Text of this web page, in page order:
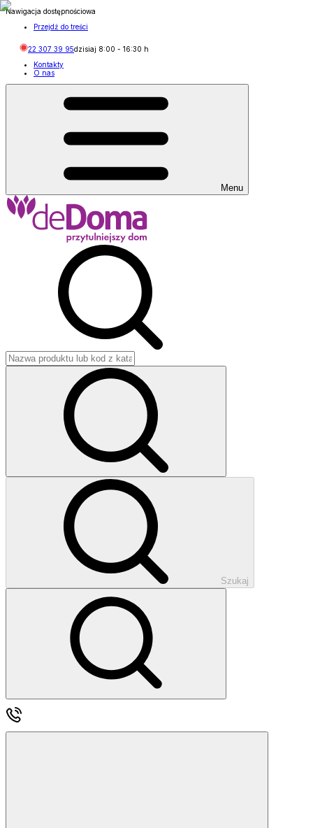
Nawigacja dostępnościowa
Przejdź do treści
22 307 39 95dzisiaj 8:00 - 16:30 h
Kontakty
O nas
Menu
Szukaj